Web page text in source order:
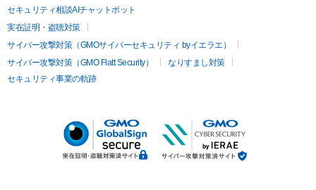
セキュリティ相談AIチャットボット
実在証明・盗聴対策
サイバー攻撃対策（GMOサイバーセキュリティ byイエラエ）
サイバー攻撃対策（GMO Flatt Security）
なりすまし対策
セキュリティ事業の軌跡